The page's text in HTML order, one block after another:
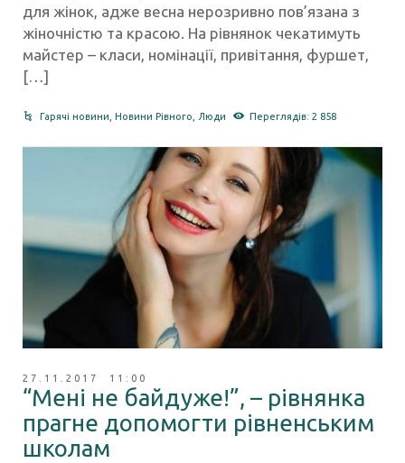
для жінок, адже весна нерозривно пов’язана з
жіночністю та красою. На рівнянок чекатимуть
майстер – класи, номінації, привітання, фуршет,
[…]
Гарячі новини Новини Рівного Люди Переглядів: 2 858
27.11.2017 11:00
“Мені не байдуже!”, – рівнянка
прагне допомогти рівненським
школам